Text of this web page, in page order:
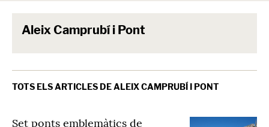
Aleix Camprubí i Pont
TOTS ELS ARTICLES DE ALEIX CAMPRUBÍ I PONT
Set ponts emblemàtics de